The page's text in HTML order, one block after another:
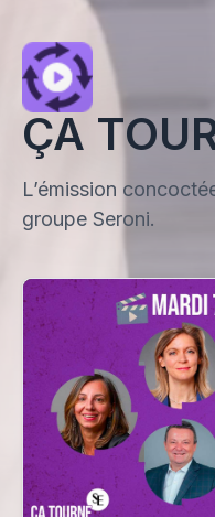
ÇA
L’émission
groupe Seroni.